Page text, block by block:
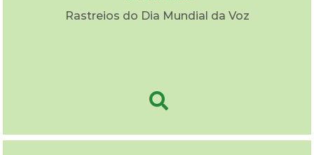
Rastreios do Dia Mundial da Voz